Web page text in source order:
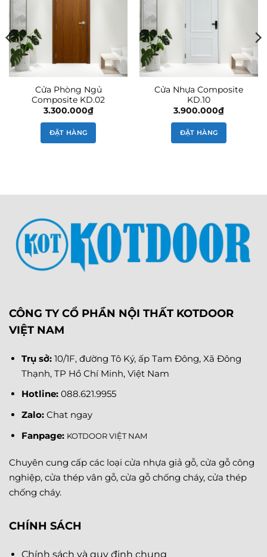
Cửa Phòng Ngủ
Composite KD.02
3.300.000₫
ĐẶT HÀNG
Cửa Nhựa Composite
KD.10
3.900.000₫
ĐẶT HÀNG
CÔNG TY CỔ PHẦN NỘI THẤT KOTDOOR
VIỆT NAM
Trụ sở: 10/1F, đường Tô Ký, ấp Tam Đông, Xã Đông
Thạnh, TP Hồ Chí Minh, Việt Nam
Hotline: 088.621.9955
Zalo: Chat ngay
Fanpage: KOTDOOR VIỆT NAM
Chuyên cung cấp các loại cửa nhựa giả gỗ, cửa gỗ công
nghiệp, cửa thép vân gỗ, cửa gỗ chống cháy, cửa thép
chống cháy.
CHÍNH SÁCH
Chính sách và quy định chung